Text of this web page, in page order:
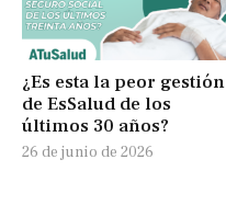
¿Es esta la peor gestión
de EsSalud de los
últimos 30 años?
26 de junio de 2026